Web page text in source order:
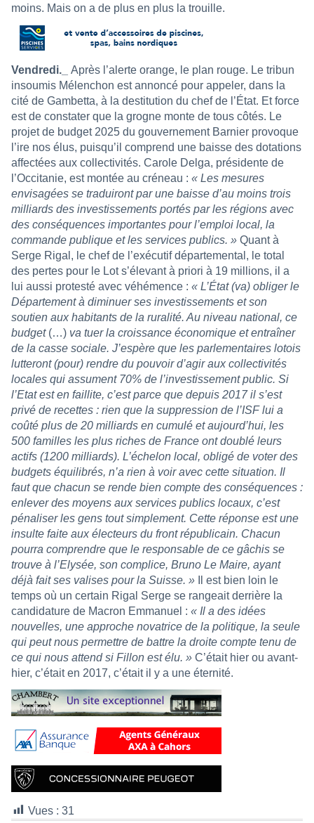
moins. Mais on a de plus en plus la trouille.
Vendredi._ Après l’alerte orange, le plan rouge. Le tribun
insoumis Mélenchon est annoncé pour appeler, dans la
cité de Gambetta, à la destitution du chef de l’État. Et force
est de constater que la grogne monte de tous côtés. Le
projet de budget 2025 du gouvernement Barnier provoque
l’ire nos élus, puisqu’il comprend une baisse des dotations
affectées aux collectivités. Carole Delga, présidente de
l’Occitanie, est montée au créneau : « Les mesures
envisagées se traduiront par une baisse d’au moins trois
milliards des investissements portés par les régions avec
des conséquences importantes pour l’emploi local, la
commande publique et les services publics. » Quant à
Serge Rigal, le chef de l’exécutif départemental, le total
des pertes pour le Lot s’élevant à priori à 19 millions, il a
lui aussi protesté avec véhémence : « L’État (va) obliger le
Département à diminuer ses investissements et son
soutien aux habitants de la ruralité. Au niveau national, ce
budget (…) va tuer la croissance économique et entraîner
de la casse sociale. J’espère que les parlementaires lotois
lutteront (pour) rendre du pouvoir d’agir aux collectivités
locales qui assument 70% de l’investissement public. Si
l’Etat est en faillite, c’est parce que depuis 2017 il s’est
privé de recettes : rien que la suppression de l’ISF lui a
coûté plus de 20 milliards en cumulé et aujourd’hui, les
500 familles les plus riches de France ont doublé leurs
actifs (1200 milliards). L’échelon local, obligé de voter des
budgets équilibrés, n’a rien à voir avec cette situation. Il
faut que chacun se rende bien compte des conséquences :
enlever des moyens aux services publics locaux, c’est
pénaliser les gens tout simplement. Cette réponse est une
insulte faite aux électeurs du front républicain. Chacun
pourra comprendre que le responsable de ce gâchis se
trouve à l’Elysée, son complice, Bruno Le Maire, ayant
déjà fait ses valises pour la Suisse. »
Il est bien loin le
temps où un certain Rigal Serge se rangeait derrière la
candidature de Macron Emmanuel : « Il a des idées
nouvelles, une approche novatrice de la politique, la seule
qui peut nous permettre de battre la droite compte tenu de
ce qui nous attend si Fillon est élu. » C’était hier ou avant-
hier, c’était en 2017, c’était il y a une éternité.
Vues : 31